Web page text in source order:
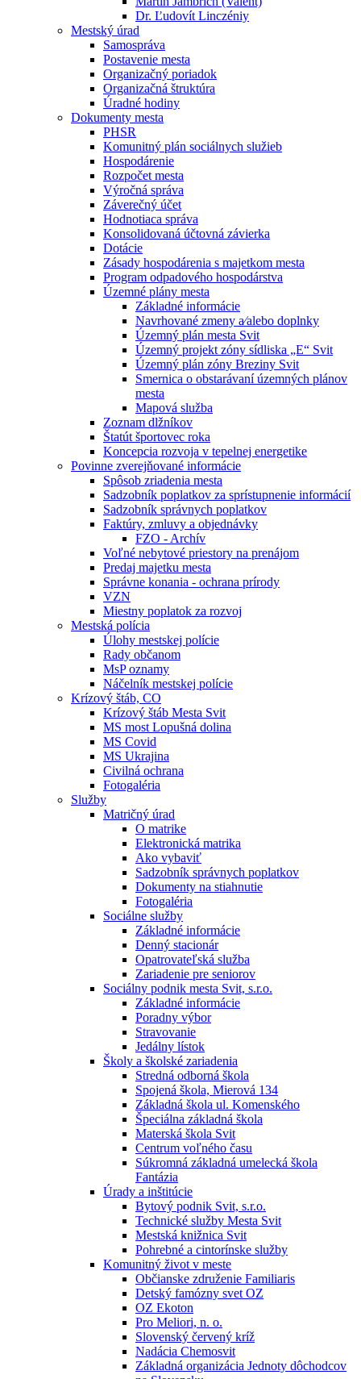
Dr. Ľudovít Linczéniy
Mestský úrad
Samospráva
Postavenie mesta
Organizačný poriadok
Organizačná štruktúra
Úradné hodiny
Dokumenty mesta
PHSR
Komunitný plán sociálnych služieb
Hospodárenie
Rozpočet mesta
Výročná správa
Záverečný účet
Hodnotiaca správa
Konsolidovaná účtovná závierka
Dotácie
Zásady hospodárenia s majetkom mesta
Program odpadového hospodárstva
Územné plány mesta
Základné informácie
Navrhované zmeny a⁄alebo doplnky
Územný plán mesta Svit
Územný projekt zóny sídliska „E“ Svit
Územný plán zóny Breziny Svit
Smernica o obstarávaní územných plánov
mesta
Mapová služba
Zoznam dlžníkov
Štatút športovec roka
Koncepcia rozvoja v tepelnej energetike
Povinne zverejňované informácie
Spôsob zriadenia mesta
Sadzobník poplatkov za sprístupnenie informácií
Sadzobník správnych poplatkov
Faktúry, zmluvy a objednávky
FZO - Archív
Voľné nebytové priestory na prenájom
Predaj majetku mesta
Správne konania - ochrana prírody
VZN
Miestny poplatok za rozvoj
Mestská polícia
Úlohy mestskej polície
Rady občanom
MsP oznamy
Náčelník mestskej polície
Krízový štáb, CO
Krízový štáb Mesta Svit
MS most Lopušná dolina
MS Covid
MS Ukrajina
Civilná ochrana
Fotogaléria
Služby
Matričný úrad
O matrike
Elektronická matrika
Ako vybaviť
Sadzobník správnych poplatkov
Dokumenty na stiahnutie
Fotogaléria
Sociálne služby
Základné informácie
Denný stacionár
Opatrovateľská služba
Zariadenie pre seniorov
Sociálny podnik mesta Svit, s.r.o.
Základné informácie
Poradny výbor
Stravovanie
Jedálny lístok
Školy a školské zariadenia
Stredná odborná škola
Spojená škola, Mierová 134
Základná škola ul. Komenského
Špeciálna základná škola
Materská škola Svit
Centrum voľného času
Súkromná základná umelecká škola
Fantázia
Úrady a inštitúcie
Bytový podnik Svit, s.r.o.
Technické služby Mesta Svit
Mestská knižnica Svit
Pohrebné a cintorínske služby
Komunitný život v meste
Občianske združenie Familiaris
Detský famózny svet OZ
OZ Ekoton
Pro Meliori, n. o.
Slovenský červený kríž
Nadácia Chemosvit
Základná organizácia Jednoty dôchodcov